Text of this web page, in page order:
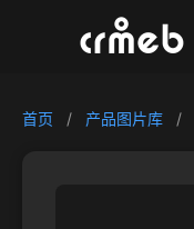
首页 / 产品图片库 /